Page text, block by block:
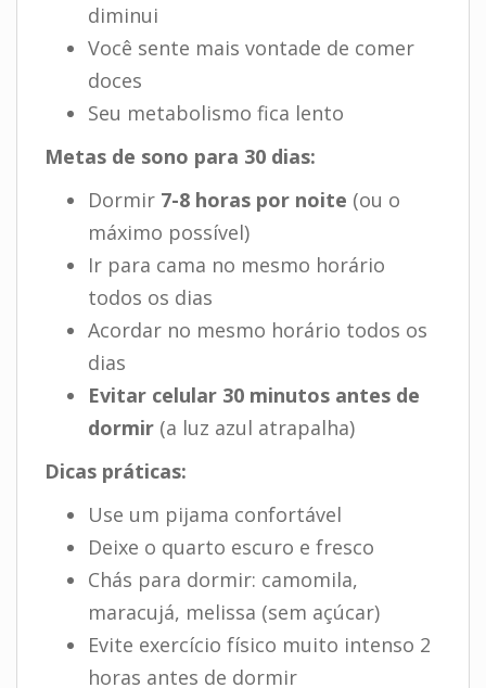
diminui
Você sente mais vontade de comer
doces
Seu metabolismo fica lento
Metas de sono para 30 dias:
Dormir 7-8 horas por noite (ou o
máximo possível)
Ir para cama no mesmo horário
todos os dias
Acordar no mesmo horário todos os
dias
Evitar celular 30 minutos antes de
dormir (a luz azul atrapalha)
Dicas práticas:
Use um pijama confortável
Deixe o quarto escuro e fresco
Chás para dormir: camomila,
maracujá, melissa (sem açúcar)
Evite exercício físico muito intenso 2
horas antes de dormir